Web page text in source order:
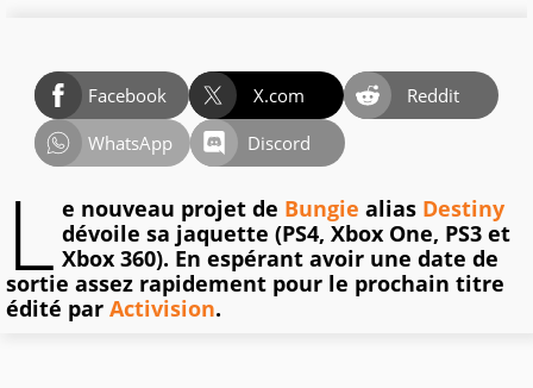
Facebook X.com
Reddit
WhatsApp
Discord
L e nouveau projet de Bungie alias Destiny
dévoile sa jaquette (PS4, Xbox One, PS3 et
Xbox 360). En espérant avoir une date de
sortie assez rapidement pour le prochain titre
édité par Activision.